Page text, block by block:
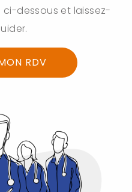
ci-dessous et laissez-
RDV